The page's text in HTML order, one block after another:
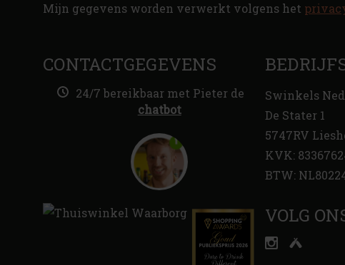
Mijn gegevens worden verwerkt volgens het
CONTACTGEGEVENS
24/7 bereikbaar met Pieter de
chatbot
Swinkels
De Stater 1
5747RV
KVK:
BTW:
VOLG